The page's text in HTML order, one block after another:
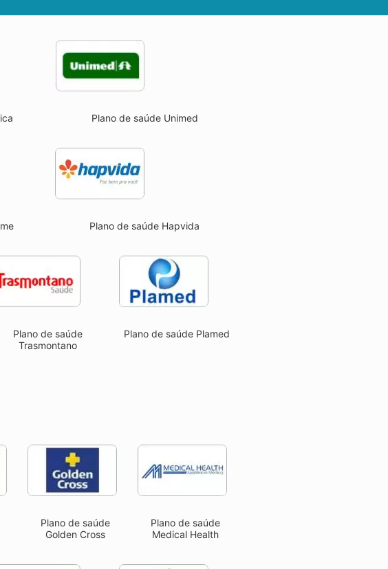
Plano de saúde Unimed
Plano de saúde Hapvida
Plano de saúde
Trasmontano
Plano de saúde Plamed
Plano de saúde
Golden Cross
Plano de saúde
Medical Health